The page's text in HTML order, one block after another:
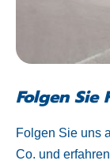
Folgen Sie
Folgen Sie uns
Co. und